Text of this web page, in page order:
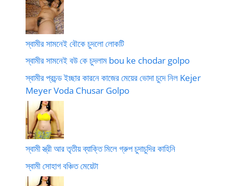
স্বামীর সামনেই বৌকে চুদলো লোকটি
স্বামীর সামনেই বউ কে চুদলাম bou ke chodar golpo
স্বামীর প্রচন্ড ইচ্ছার কারনে কাজের মেয়ের ভোদা চুদে নিল Kejer
Meyer Voda Chusar Golpo
স্বামী স্ত্রী আর তৃতীয় ব্যাক্তি মিলে গ্রুপ চুদাচুদির কাহিনি
স্বামী সোহাগ বঞ্চিত মেয়েটা